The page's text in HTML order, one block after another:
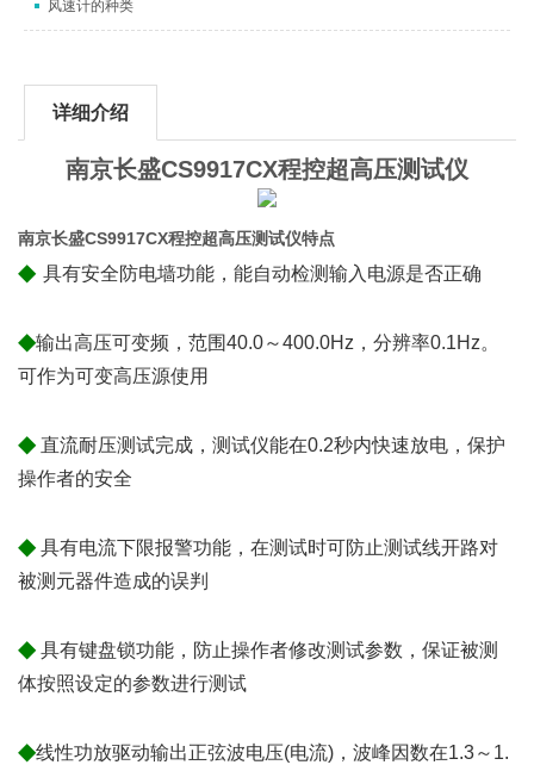
风速计的种类
详细介绍
南京长盛CS9917CX程控超高压测试仪
南京长盛CS9917CX程控超高压测试仪特点
◆具有安全防电墙功能，能自动检测输入电源是否正确
◆输出高压可变频，范围40.0～400.0Hz，分辨率0.1Hz。
可作为可变高压源使用
◆直流耐压测试完成，测试仪能在0.2秒内快速放电，保护
操作者的安全
◆具有电流下限报警功能，在测试时可防止测试线开路对
被测元器件造成的误判
◆具有键盘锁功能，防止操作者修改测试参数，保证被测
体按照设定的参数进行测试
◆线性功放驱动输出正弦波电压(电流)，波峰因数在1.3～1.